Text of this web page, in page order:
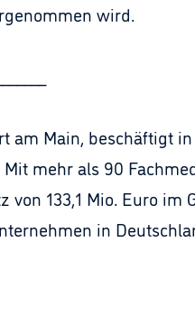
wird.
am Main, beschäftigt
mehr als 90
133,1 Mio. Euro
in